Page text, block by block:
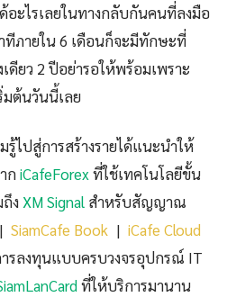
อะไรเลยในทางกลับกันคนที่ลงมือ
ทีภายใน 6 เดือนก็จะมีทักษะที่
ดียว 2 ปีอย่ารอให้พร้อมเพราะ
มต้นวันนี้เลย
ไปสู่การสร้างรายได้แนะนำให้
กiCafeForex ที่ใช้เทคโนโลยีขั้น
ง XM Signal สำหรับสัญญาณ
| SiamCafe Book | iCafe Cloud
ารลงทุนแบบครบวงจรอุปกรณ์ IT
ที่ให้บริการมานาน